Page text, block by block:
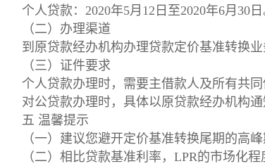
个人贷款：2020年5月12日至2020年6月30日
（二）办理渠道
到原贷款经办机构办理贷款定价基准转换业
（三）证件要求
个人贷款办理时，需要主借款人及所有共
对公贷款办理时，具体以原贷款经办机构通
五 温馨提示
（一）建议您避开定价基准转换尾期的高
（二）相比贷款基准利率，LPR的市场化